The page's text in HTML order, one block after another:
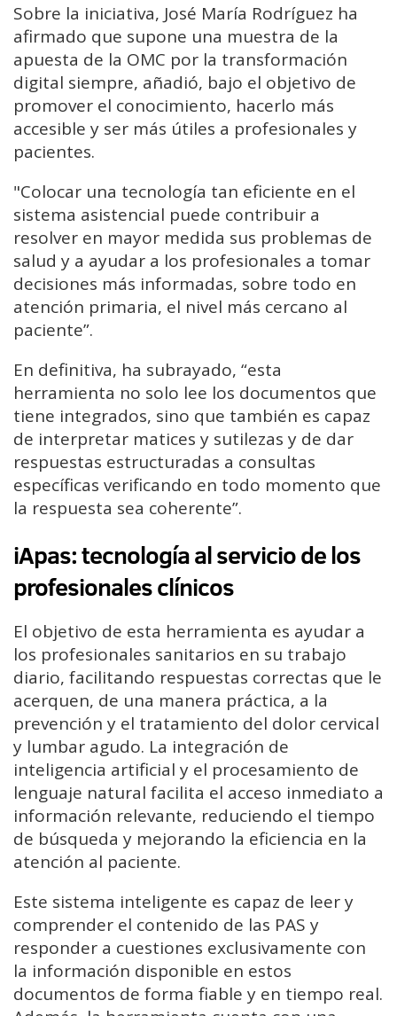
Sobre la iniciativa, José María Rodríguez ha
afirmado que supone una muestra de la
apuesta de la OMC por la transformación
digital siempre, añadió, bajo el objetivo de
promover el conocimiento, hacerlo más
accesible y ser más útiles a profesionales y
pacientes.
"Colocar una tecnología tan eficiente en el
sistema asistencial puede contribuir a
resolver en mayor medida sus problemas de
salud y a ayudar a los profesionales a tomar
decisiones más informadas, sobre todo en
atención primaria, el nivel más cercano al
paciente”.
En definitiva, ha subrayado, “esta
herramienta no solo lee los documentos que
tiene integrados, sino que también es capaz
de interpretar matices y sutilezas y de dar
respuestas estructuradas a consultas
específicas verificando en todo momento que
la respuesta sea coherente”.
iApas: tecnología al servicio de los
profesionales clínicos
El objetivo de esta herramienta es ayudar a
los profesionales sanitarios en su trabajo
diario, facilitando respuestas correctas que le
acerquen, de una manera práctica, a la
prevención y el tratamiento del dolor cervical
y lumbar agudo. La integración de
inteligencia artificial y el procesamiento de
lenguaje natural facilita el acceso inmediato a
información relevante, reduciendo el tiempo
de búsqueda y mejorando la eficiencia en la
atención al paciente.
Este sistema inteligente es capaz de leer y
comprender el contenido de las PAS y
responder a cuestiones exclusivamente con
la información disponible en estos
documentos de forma fiable y en tiempo real.